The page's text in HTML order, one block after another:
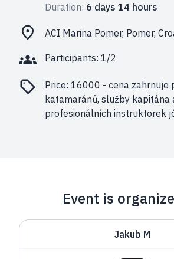
Duration: 6 days 14 hours
ACI Marina Pomer, Pomer,
Participants: 1/2
Price: 16000 - cena zahrnuje
katamaránů, služby kapitána
profesionálních instruktorek
Event is
Jakub M